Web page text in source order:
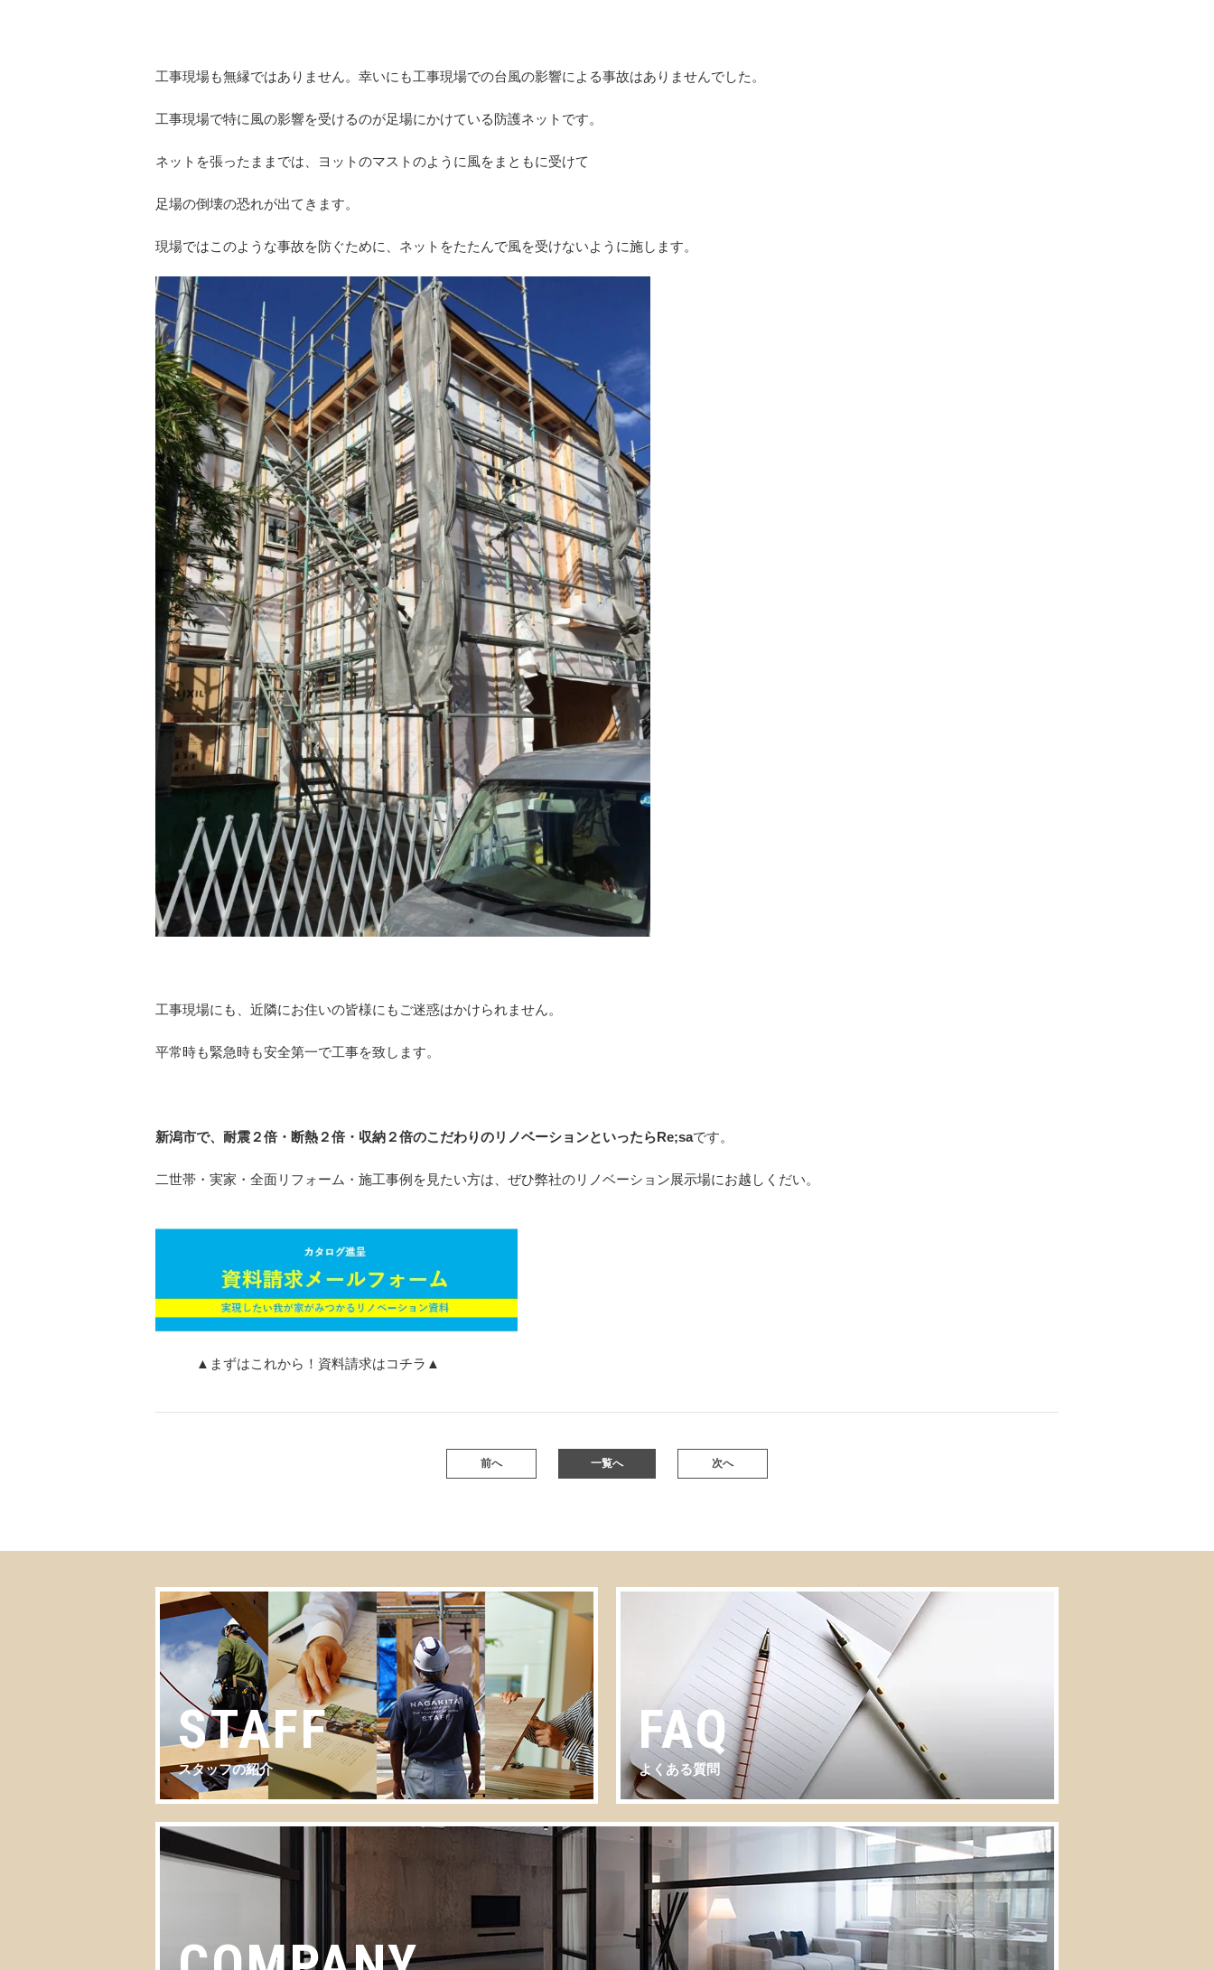
工事現場も無縁ではありません。幸いにも工事現場での台風の影響による事故はありませんでした。
工事現場で特に風の影響を受けるのが足場にかけている防護ネットです。
ネットを張ったままでは、ヨットのマストのように風をまともに受けて
足場の倒壊の恐れが出てきます。
現場ではこのような事故を防ぐために、ネットをたたんで風を受けないように施します。
工事現場にも、近隣にお住いの皆様にもご迷惑はかけられません。
平常時も緊急時も安全第一で工事を致します。
新潟市で、耐震２倍・断熱２倍・収納２倍のこだわりのリノベーションといったらRe;saです。
二世帯・実家・全面リフォーム・施工事例を見たい方は、ぜひ弊社のリノベーション展示場にお越しくだい。
▲まずはこれから！資料請求はコチラ▲
前へ 一覧へ 次へ
STAFF
スタッフの紹介
FAQ
よくある質問